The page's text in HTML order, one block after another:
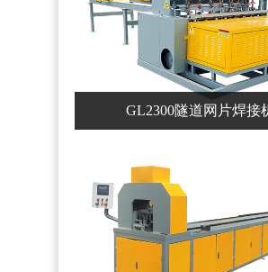
GL2300隧道网片焊接